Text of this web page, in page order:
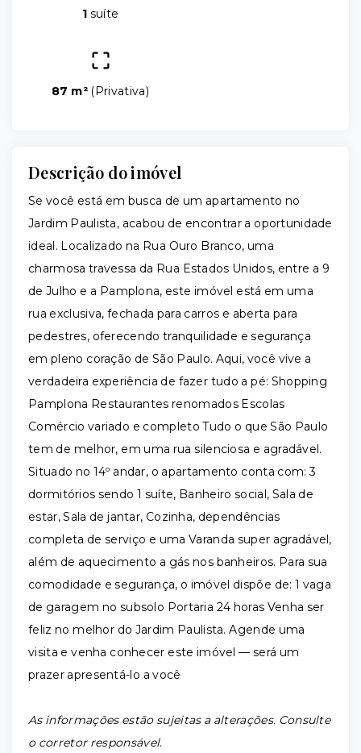
1 suíte
87 m² (Privativa)
Descrição do imóvel
Se você está em busca de um apartamento no
Jardim Paulista, acabou de encontrar a oportunidade
ideal. Localizado na Rua Ouro Branco, uma
charmosa travessa da Rua Estados Unidos, entre a 9
de Julho e a Pamplona, este imóvel está em uma
rua exclusiva, fechada para carros e aberta para
pedestres, oferecendo tranquilidade e segurança
em pleno coração de São Paulo. Aqui, você vive a
verdadeira experiência de fazer tudo a pé: Shopping
Pamplona Restaurantes renomados Escolas
Comércio variado e completo Tudo o que São Paulo
tem de melhor, em uma rua silenciosa e agradável.
Situado no 14º andar, o apartamento conta com: 3
dormitórios sendo 1 suíte, Banheiro social, Sala de
estar, Sala de jantar, Cozinha, dependências
completa de serviço e uma Varanda super agradável,
além de aquecimento a gás nos banheiros. Para sua
comodidade e segurança, o imóvel dispõe de: 1 vaga
de garagem no subsolo Portaria 24 horas Venha ser
feliz no melhor do Jardim Paulista. Agende uma
visita e venha conhecer este imóvel — será um
prazer apresentá-lo a você
As informações estão sujeitas a alterações. Consulte
o corretor responsável.